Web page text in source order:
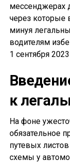
мессенджерах
через которые
минуя
водителям
1 сентября
к
На фоне
обязательное
путевых
схемы у